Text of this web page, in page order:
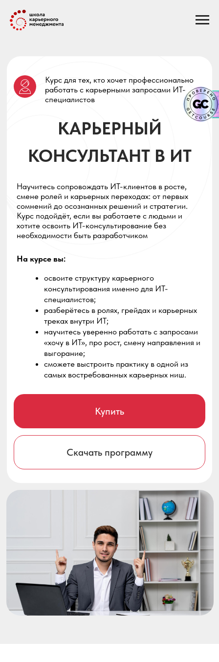
КАРЬЕРНЫЙ
Скачать программу
Купить
Научитесь сопровождать ИТ-клиентов в росте,
Курс подойдёт, если вы работаете с людьми и
хотите освоить ИТ-консультирование без
На курсе вы:
освоите структуру карьерного
консультирования именно для ИТ-
специалистов;
разберётесь в ролях, грейдах и карьерных
треках внутри ИТ;
научитесь уверенно работать с запросами
сможете выстроить практику в одной из